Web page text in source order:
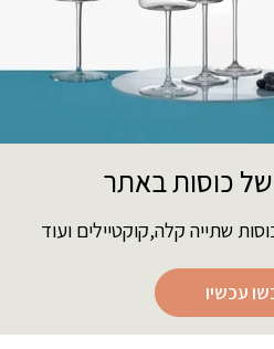
כוסות באתר
שתייה קלה,קוקטיילים ועוד
עכשיו